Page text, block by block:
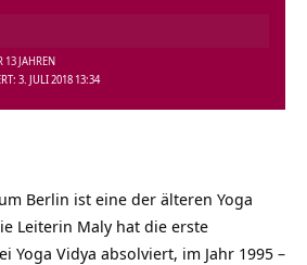
3. JULI 2018 13:34
13 JAHREN
Berlin ist eine der älteren Yoga
Leiterin Maly hat die erste
Yoga Vidya absolviert, im Jahr 1995 –